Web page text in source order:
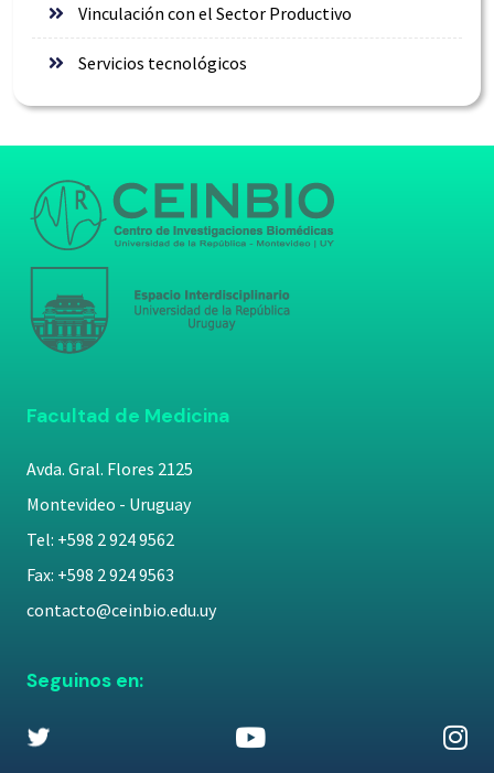
Vinculación con el Sector Productivo
Servicios tecnológicos
Facultad de Medicina
Avda. Gral. Flores 2125
Montevideo - Uruguay
Tel: +598 2 924 9562
Fax: +598 2 924 9563
contacto@ceinbio.edu.uy
Seguinos en: